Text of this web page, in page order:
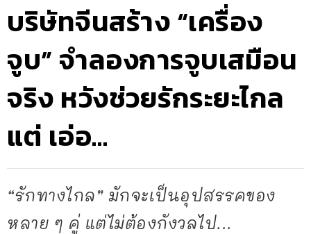
บริษัทจีนสร้าง “เครื่อง
จูบ” จำลองการจูบเสมือน
จริง หวังช่วยรักระยะไกล
แต่ เอ่อ…
“รักทางไกล” มักจะเป็นอุปสรรคของ
หลาย ๆ คู่ แต่ไม่ต้องกังวลไป...